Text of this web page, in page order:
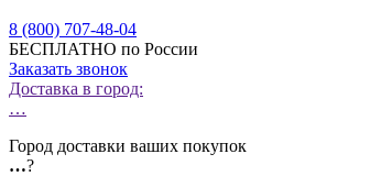
8 (800) 707-48-04
БЕСПЛАТНО по России
Заказать звонок
Доставка в город:
…
Город доставки ваших покупок
…?